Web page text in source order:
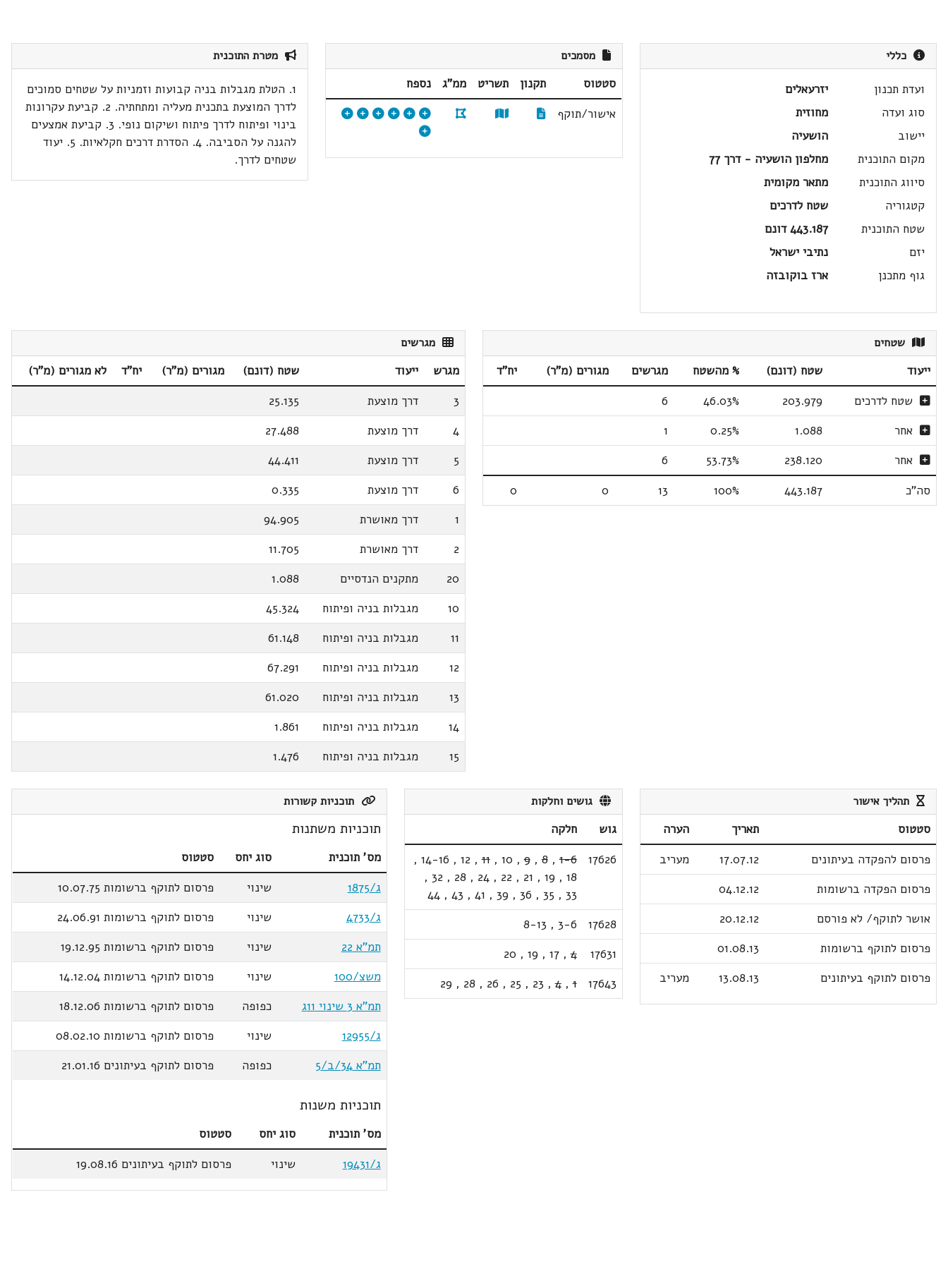
כללי
ועדת תכנון
יזרעאלים
סוג ועדה
מחוזית
יישוב
הושעיה
מקום התוכנית
מחלפון הושעיה - דרך 77
סיווג התוכנית
מתאר מקומית
קטגוריה
שטח לדרכים
שטח התוכנית
443.187 דונם
יזם
נתיבי ישראל
גוף מתכנן
ארז בוקובזה
מסמכים
סטטוס תקנון תשריט ממ"ג
נספח
אישור/תוקף
מטרת התוכנית
1. הטלת מגבלות בניה קבועות וזמניות על שטחים סמוכים
לדרך המוצעת בתכנית מעליה ומתחתיה. 2. קביעת עקרונות
בינוי ופיתוח לדרך פיתוח ושיקום נופי. 3. קביעת אמצעים
להגנה על הסביבה. 4. הסדרת דרכים חקלאיות. 5. יעוד
שטחים לדרך.
שטחים
ייעוד שטח (דונם) % מהשטח מגרשים מגורים (מ"ר)
יח"ד
שטח לדרכים
203.979
46.03%
6
אחר
1.088
0.25%
1
אחר
238.120
53.73%
6
סה"כ
443.187
100%
13
0
0
מגרשים
מגרש ייעוד שטח (דונם) מגורים (מ"ר) יח"ד
לא מגורים (מ"ר)
3
דרך מוצעת
25.135
4
דרך מוצעת
27.488
5
דרך מוצעת
44.411
6
דרך מוצעת
0.335
1
דרך מאושרת
94.905
2
דרך מאושרת
11.705
20
מתקנים הנדסיים
1.088
10
מגבלות בניה ופיתוח
45.324
11
מגבלות בניה ופיתוח
61.148
12
מגבלות בניה ופיתוח
67.291
13
מגבלות בניה ופיתוח
61.020
14
מגבלות בניה ופיתוח
1.861
15
מגבלות בניה ופיתוח 1.476
תהליך אישור
סטטוס תאריך
הערה
פרסום להפקדה בעיתונים
17.07.12
מעריב
פרסום הפקדה ברשומות
04.12.12
אושר לתוקף/ לא פורסם
20.12.12
פרסום לתוקף ברשומות
01.08.13
פרסום לתוקף בעיתונים
13.08.13 מעריב
גושים וחלקות
גוש
חלקה
17626
1-6
,
8
,
9
,
10
,
11
,
12
,
14-16
,
18
,
19
,
21
,
22
,
24
,
28
,
32
,
33
,
35
,
36
,
39
,
41
,
43
,
44
17628
3-6
,
8-13
17631
4
,
17
,
19
,
20
17643
1
,
4
,
23
,
25
,
26
,
28
,
29
תוכניות קשורות
תוכניות משתנות
מס' תוכנית סוג יחס
סטטוס
ג/1875
שינוי
פרסום לתוקף ברשומות 10.07.75
ג/4733
שינוי
פרסום לתוקף ברשומות 24.06.91
תמ"א 22
שינוי
פרסום לתוקף ברשומות 19.12.95
משצ/100
שינוי
פרסום לתוקף ברשומות 14.12.04
תמ"א 3 שינוי 11ג
כפופה
פרסום לתוקף ברשומות 18.12.06
ג/12955
שינוי
פרסום לתוקף ברשומות 08.02.10
תמ"א 34/ב/5
כפופה פרסום לתוקף בעיתונים 21.01.16
תוכניות משנות
מס' תוכנית סוג יחס
סטטוס
ג/19431
שינוי פרסום לתוקף בעיתונים 19.08.16